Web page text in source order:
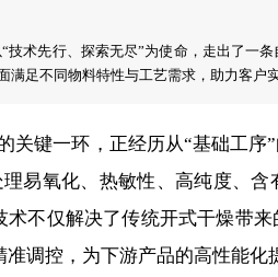
术先行、探索无尽”为使命，走出了一
足不同物料特性与工艺需求，助力客户
一环，正经历从“基础工序
易氧化、热敏性、高纯度、
不仅解决了传统开式干燥带
调控，为下游产品的高性能化